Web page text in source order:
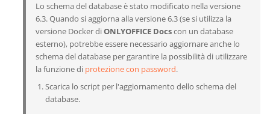
Lo schema del database è stato modificato nella versione
6.3. Quando si aggiorna alla versione 6.3 (se si utilizza la
versione Docker diONLYOFFICE Docscon un database
esterno), potrebbe essere necessario aggiornare anche lo
schema del database per garantire la possibilità di utilizzare
la funzione di protezione con password.
Scarica lo script per l'aggiornamento dello schema del
database.